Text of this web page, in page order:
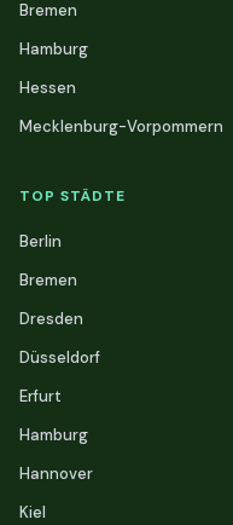
Bremen
Hamburg
Hessen
Mecklenburg-Vorpommern
TOP STÄDTE
Berlin
Bremen
Dresden
Düsseldorf
Erfurt
Hamburg
Hannover
Kiel